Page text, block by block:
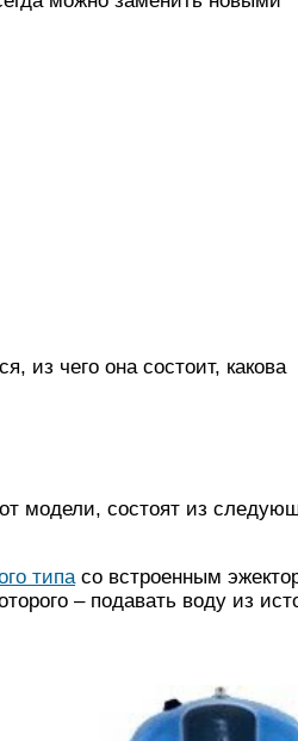
из чего она состоит, какова
модели, состоят из
типасо встроенным
– подавать воду из